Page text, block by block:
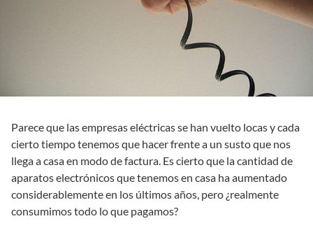
Parece que las empresas eléctricas se han vuelto locas y cada
cierto tiempo tenemos que hacer frente a un susto que nos
llega a casa en modo de factura. Es cierto que la cantidad de
aparatos electrónicos que tenemos en casa ha aumentado
considerablemente en los últimos años, pero ¿realmente
consumimos todo lo que pagamos?